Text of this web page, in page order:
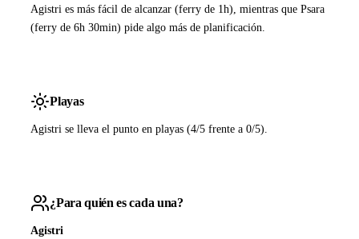
Agistri es más fácil de alcanzar (ferry de 1h), mientras que Psara
(ferry de 6h 30min) pide algo más de planificación.
Playas
Agistri se lleva el punto en playas (4/5 frente a 0/5).
¿Para quién es cada una?
Agistri